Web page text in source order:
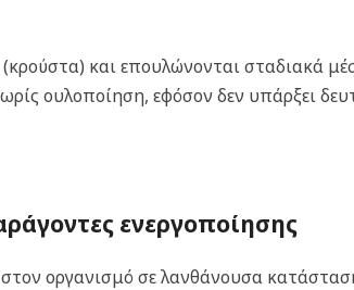
και επουλώνονται σταδιακά
ουλοποίηση, εφόσον δεν υπάρξει
ενεργοποίησης
οργανισμό σε λανθάνουσα